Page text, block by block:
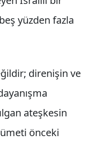
yüzden fazla
direnişin ve
ateşkesin
önceki